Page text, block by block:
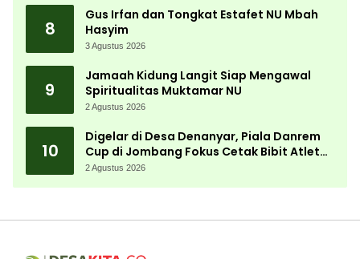
8
Gus Irfan dan Tongkat Estafet NU Mbah
Hasyim
3 Agustus 2026
9
Jamaah Kidung Langit Siap Mengawal
Spiritualitas Muktamar NU
2 Agustus 2026
10
Digelar di Desa Denanyar, Piala Danrem
Cup di Jombang Fokus Cetak Bibit Atlet
Menembak Berprestasi
2 Agustus 2026